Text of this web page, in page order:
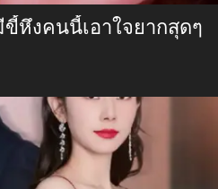
หึงคนนี้เอาใจยากสุดๆ